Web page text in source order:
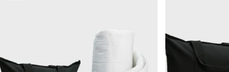
WEIGHT
WEIGHT
6kg